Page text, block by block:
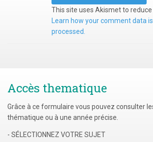
This site uses Akismet to reduce
Learn how your comment data is
processed.
Accès thematique
Grâce à ce formulaire vous pouvez consulter
thématique ou à une année précise.
- SÉLECTIONNEZ VOTRE SUJET